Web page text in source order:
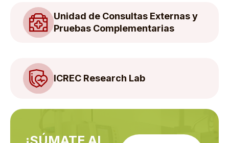
Unidad de Consultas Externas y
Pruebas Complementarias
ICREC Research Lab